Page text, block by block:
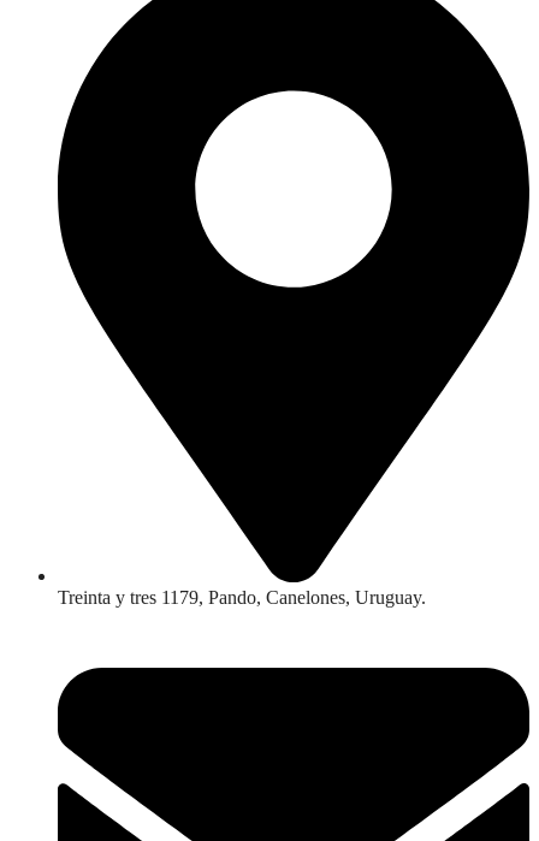
Treinta y tres 1179, Pando, Canelones, Uruguay.